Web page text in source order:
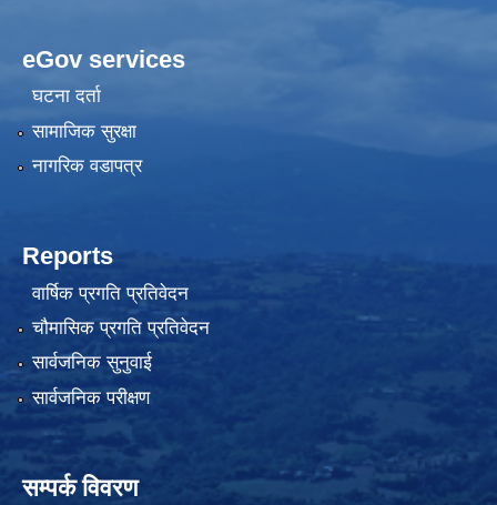
eGov services
घटना दर्ता
सामाजिक सुरक्षा
नागरिक वडापत्र
Reports
वार्षिक प्रगति प्रतिवेदन
चौमासिक प्रगति प्रतिवेदन
सार्वजनिक सुनुवाई
सार्वजनिक परीक्षण
सम्पर्क विवरण